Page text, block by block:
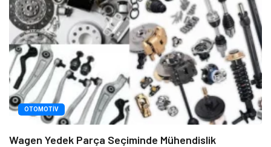
OTOMOTIV
Wagen Yedek Parça Seçiminde Mühendislik